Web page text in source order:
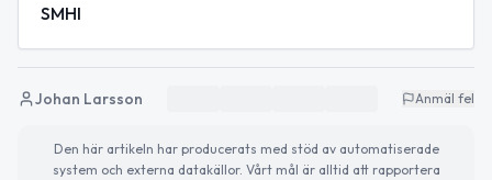
SMHI
Johan Larsson Anmäl fel
Den här artikeln har producerats med stöd av automatiserade
system och externa datakällor. Vårt mål är alltid att rapportera